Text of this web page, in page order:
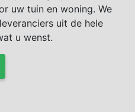
uw tuin en woning. We
uit de hele
u wenst.